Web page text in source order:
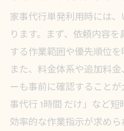
家事代行単発利用時には
ります。まず、依頼内容
する作業範囲や優先順位を
また、料金体系や追加料
ーも事前に確認すること
事代行 1時間 だけ」など短
効率的な作業指示が求めら